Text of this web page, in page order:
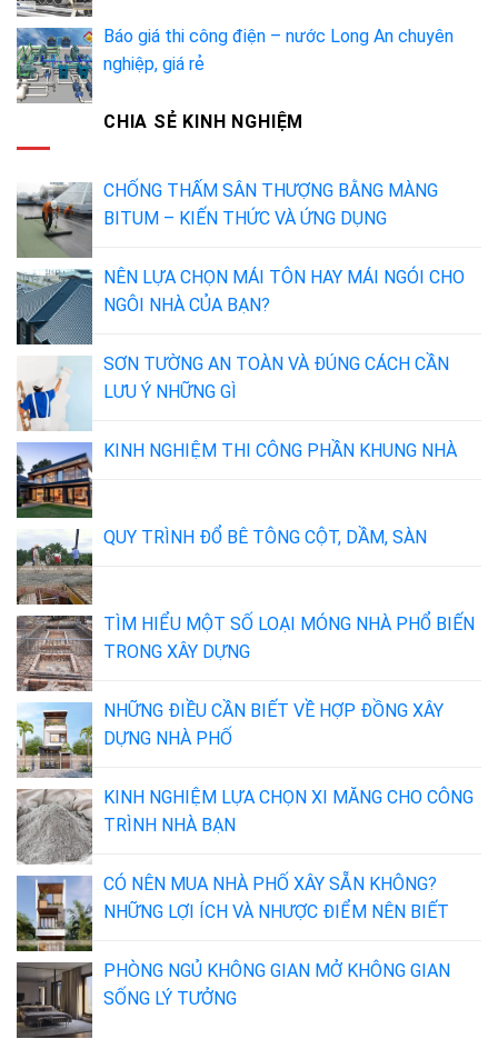
Báo giá thi công điện – nước Long An chuyên
nghiệp, giá rẻ
CHIA SẺ KINH NGHIỆM
CHỐNG THẤM SÂN THƯỢNG BẰNG MÀNG
BITUM – KIẾN THỨC VÀ ỨNG DỤNG
NÊN LỰA CHỌN MÁI TÔN HAY MÁI NGÓI CHO
NGÔI NHÀ CỦA BẠN?
SƠN TƯỜNG AN TOÀN VÀ ĐÚNG CÁCH CẦN
LƯU Ý NHỮNG GÌ
KINH NGHIỆM THI CÔNG PHẦN KHUNG NHÀ
QUY TRÌNH ĐỔ BÊ TÔNG CỘT, DẦM, SÀN
TÌM HIỂU MỘT SỐ LOẠI MÓNG NHÀ PHỔ BIẾN
TRONG XÂY DỰNG
NHỮNG ĐIỀU CẦN BIẾT VỀ HỢP ĐỒNG XÂY
DỰNG NHÀ PHỐ
KINH NGHIỆM LỰA CHỌN XI MĂNG CHO CÔNG
TRÌNH NHÀ BẠN
CÓ NÊN MUA NHÀ PHỐ XÂY SẴN KHÔNG?
NHỮNG LỢI ÍCH VÀ NHƯỢC ĐIỂM NÊN BIẾT
PHÒNG NGỦ KHÔNG GIAN MỞ KHÔNG GIAN
SỐNG LÝ TƯỞNG